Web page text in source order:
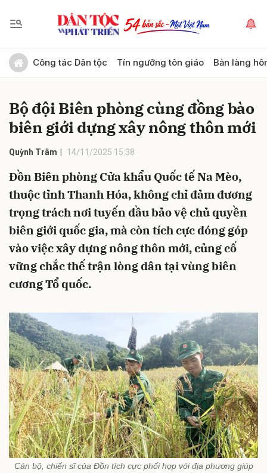
Công tác Dân tộc Tín ngưỡng tôn giáo Bản làng
Bộ đội Biên phòng cùng đồng bào
biên giới dựng xây nông thôn mới
Quỳnh Trâm 14/11/2025 15:38
Đồn Biên phòng Cửa khẩu Quốc tế Na Mèo,
thuộc tỉnh Thanh Hóa, không chỉ đảm đương
trọng trách nơi tuyến đầu bảo vệ chủ quyền
biên giới quốc gia, mà còn tích cực đóng góp
vào việc xây dựng nông thôn mới, củng cố
vững chắc thế trận lòng dân tại vùng biên
cương Tổ quốc.
Cán bộ, chiến sĩ của Đồn tích cực phối hợp với địa phương giúp
Gửi bình luận
Hủy Gửi